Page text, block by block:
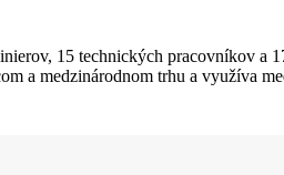
15 technických pracovníkov a
a medzinárodnom trhu a využíva